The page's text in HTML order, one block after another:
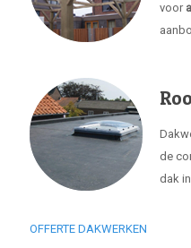
voor
de
dak
OFFERTE DAKWERKEN